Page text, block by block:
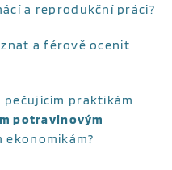
a reprodukční práci?
a férově ocenit
pečujícím praktikám
potravinovým